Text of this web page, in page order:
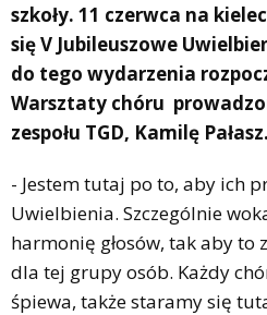
szkoły. 11 czerwca na
się V Jubileuszowe
do tego wydarzenia
Warsztaty chóru
zespołu TGD, Kamilę Pałasz.
- Jestem tutaj po to, aby ich
Uwielbienia. Szczególnie
harmonię głosów, tak aby to
dla tej grupy osób. Każdy
śpiewa, także staramy się